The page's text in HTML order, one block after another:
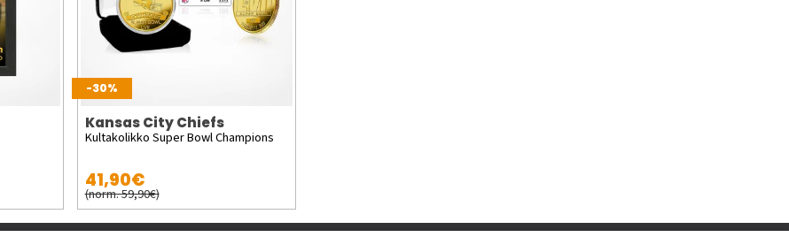
-30%
Kansas City Chiefs
Kultakolikko Super Bowl Champions
41,90€
(norm. 59,90€)